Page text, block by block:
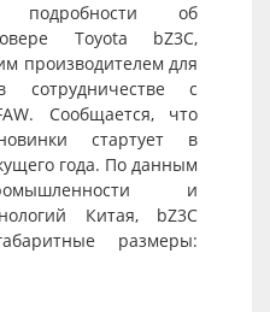
подробности об
Toyota bZ3C,
производителем для
сотрудничестве с
Сообщается, что
стартует в
года. По данным
и
Китая, bZ3C
размеры: